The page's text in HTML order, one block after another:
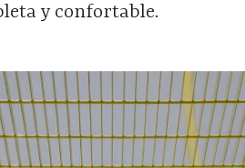
y confortable.